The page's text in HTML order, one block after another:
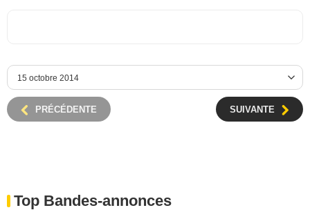
PRÉCÉDENTE SUIVANTE
Top Bandes-annonces